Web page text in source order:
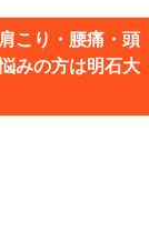
こり・腰痛・頭
みの方は明石大